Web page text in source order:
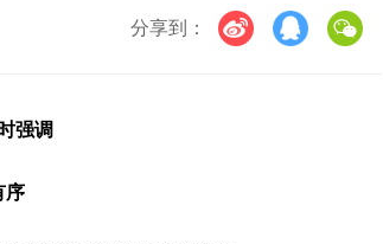
分享到：
强调
序